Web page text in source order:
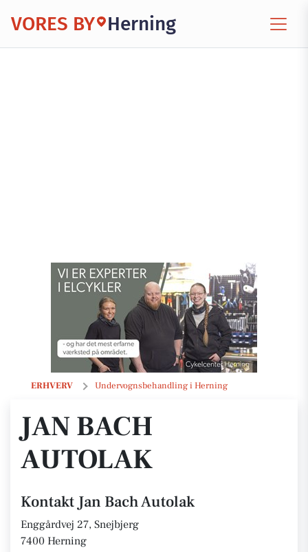
VORES BY Herning
ERHVERV Undervognsbehandling i Herning
Jan Bach Autolak
JAN BACH
AUTOLAK
Kontakt Jan Bach Autolak
Enggårdvej 27, Snejbjerg
7400 Herning